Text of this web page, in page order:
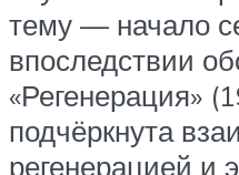
тему — начало
впоследствии
«Регенерация»
подчёркнута
регенерацией и